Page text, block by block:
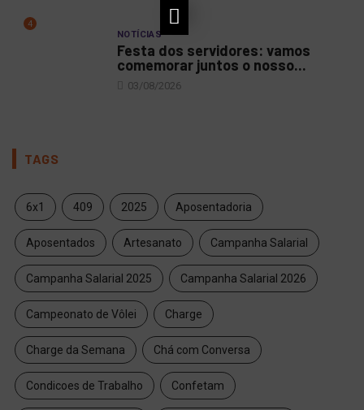
4
NOTÍCIAS
Festa dos servidores: vamos
comemorar juntos o nosso...
03/08/2026
TAGS
6x1 409 2025 Aposentadoria
Aposentados Artesanato Campanha Salarial
Campanha Salarial 2025 Campanha Salarial 2026
Campeonato de Vôlei Charge
Charge da Semana Chá com Conversa
Condicoes de Trabalho Confetam